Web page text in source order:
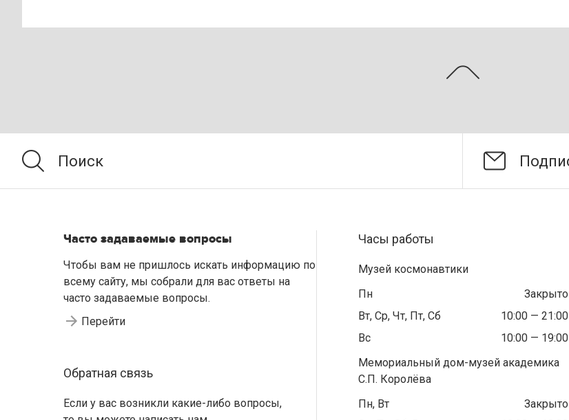
Часто задаваемые вопросы
Чтобы вам не пришлось искать информацию по
всему сайту, мы собрали для вас ответы на
часто задаваемые вопросы.
Перейти
Обратная связь
Если у вас возникли какие-либо вопросы,
Часы работы
Музей космонавтики
Пн
Закрыто
Вт, Ср, Чт, Пт, Сб
10:00 — 21:00
Вс
10:00 — 19:00
Мемориальный дом-музей академика
С.П. Королёва
Пн, Вт
Закрыто